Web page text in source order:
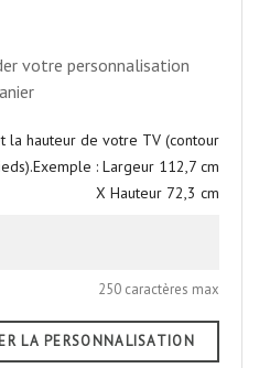
votre personnalisation
la hauteur de votre TV (contour
: Largeur 112,7 cm
X Hauteur 72,3 cm
250 caractères max
LA PERSONNALISATION